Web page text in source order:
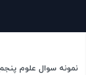
نمونه سوال علوم